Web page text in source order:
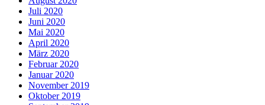
Juli 2020
Juni 2020
Mai 2020
April 2020
März 2020
Februar 2020
Januar 2020
November 2019
Oktober 2019